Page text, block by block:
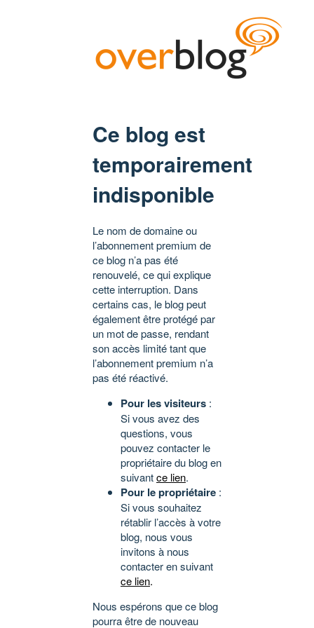
Ce blog est
temporairement
indisponible
Le nom de domaine ou
l’abonnement premium de
ce blog n’a pas été
renouvelé, ce qui explique
cette interruption. Dans
certains cas, le blog peut
également être protégé par
un mot de passe, rendant
son accès limité tant que
l’abonnement premium n’a
pas été réactivé.
Pour les visiteurs :
Si vous avez des
questions, vous
pouvez contacter le
propriétaire du blog en
suivantce lien.
Pour le propriétaire :
Si vous souhaitez
rétablir l’accès à votre
blog, nous vous
invitons à nous
contacter en suivant
ce lien.
Nous espérons que ce blog
pourra être de nouveau